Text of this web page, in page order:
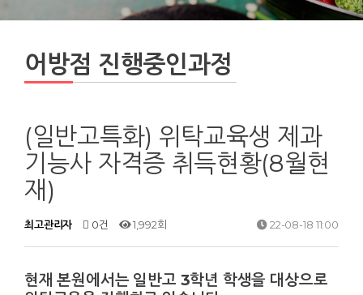
어방점 진행중인과정
(일반고특화) 위탁교육생 제과
기능사 자격증 취득현황(8월현
재)
최고관리자 0건 1,992회 22-08-18 11:00
현재 본원에서는 일반고 3학년 학생을 대상으로